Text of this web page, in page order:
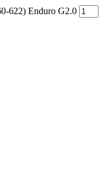
622) Enduro G2.0